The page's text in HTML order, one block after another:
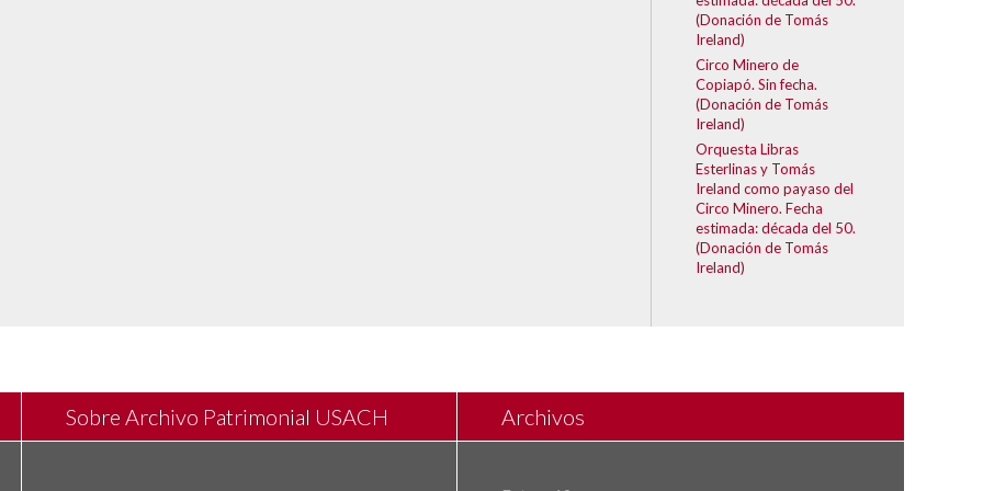
(Donación de Tomás
Ireland)
Circo Minero de
Copiapó. Sin fecha.
(Donación de Tomás
Ireland)
Orquesta Libras
Esterlinas y Tomás
Ireland como payaso del
Circo Minero. Fecha
estimada: década del 50.
(Donación de Tomás
Ireland)
Sobre Archivo Patrimonial USACH Archivos